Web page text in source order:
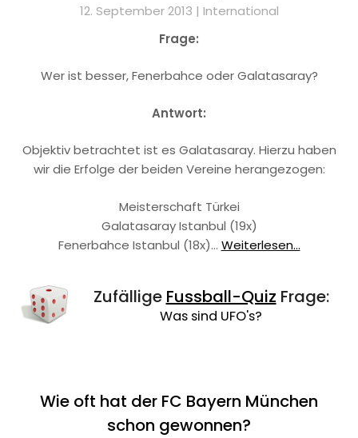
12. September 2013 | International
Frage:
Wer ist besser, Fenerbahce oder Galatasaray?
Antwort:
Objektiv betrachtet ist es Galatasaray. Hierzu haben
wir die Erfolge der beiden Vereine herangezogen:
Meisterschaft Türkei
Galatasaray Istanbul (19x)
Fenerbahce Istanbul (18x)… Weiterlesen...
Zufällige Fussball-Quiz Frage:
Was sind UFO's?
Wie oft hat der FC Bayern München
schon gewonnen?